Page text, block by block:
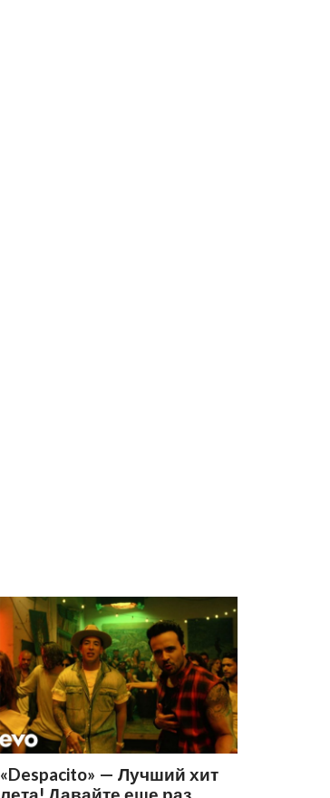
«Despacito» — Лучший хит